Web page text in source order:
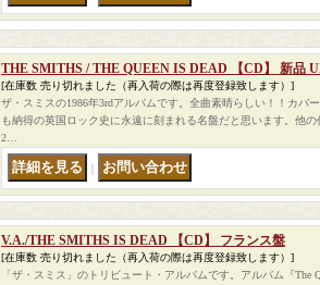
THE SMITHS / THE QUEEN IS DEAD 【CD】 新品
[在庫数 売り切れました（再入荷の際は再度登録致します）]
ザ・スミスの1986年3rdアルバムです。全曲素晴らしい！！カバ
も納得の英国ロック史に永遠に刻まれる名盤だと思います。他
2…
V.A./THE SMITHS IS DEAD 【CD】 フランス盤
[在庫数 売り切れました（再入荷の際は再度登録致します）]
「ザ・スミス」のトリビュート・アルバムです。アルバム『The